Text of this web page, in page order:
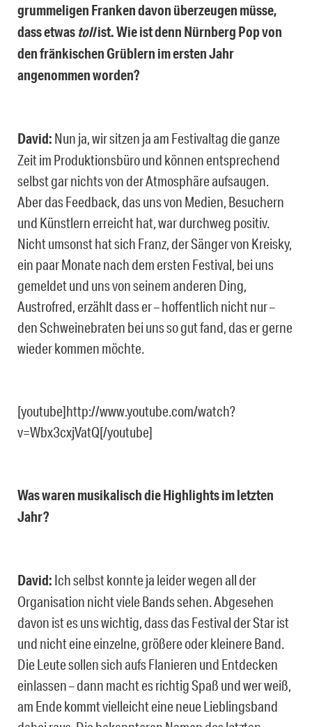
grummeligen Franken davon überzeugen müsse,
dass etwas tollist. Wie ist denn Nürnberg Pop von
den fränkischen Grüblern im ersten Jahr
angenommen worden?
David: Nun ja, wir sitzen ja am Festivaltag die ganze
Zeit im Produktionsbüro und können entsprechend
selbst gar nichts von der Atmosphäre aufsaugen.
Aber das Feedback, das uns von Medien, Besuchern
und Künstlern erreicht hat, war durchweg positiv.
Nicht umsonst hat sich Franz, der Sänger von Kreisky,
ein paar Monate nach dem ersten Festival, bei uns
gemeldet und uns von seinem anderen Ding,
Austrofred, erzählt dass er – hoffentlich nicht nur –
den Schweinebraten bei uns so gut fand, das er gerne
wieder kommen möchte.
[youtube]http://www.youtube.com/watch?
v=Wbx3cxjVatQ[/youtube]
Was waren musikalisch die Highlights im letzten
Jahr?
David: Ich selbst konnte ja leider wegen all der
Organisation nicht viele Bands sehen. Abgesehen
davon ist es uns wichtig, dass das Festival der Star ist
und nicht eine einzelne, größere oder kleinere Band.
Die Leute sollen sich aufs Flanieren und Entdecken
einlassen – dann macht es richtig Spaß und wer weiß,
am Ende kommt vielleicht eine neue Lieblingsband